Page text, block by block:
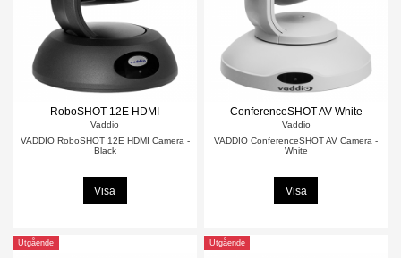
RoboSHOT 12E HDMI
Vaddio
VADDIO RoboSHOT 12E HDMI Camera -
Black
Visa
ConferenceSHOT AV White
Vaddio
VADDIO ConferenceSHOT AV Camera -
White
Visa
Utgående Utgående